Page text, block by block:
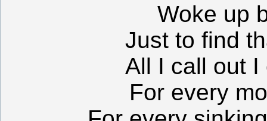
Woke up
Just to find
All I call out
For every